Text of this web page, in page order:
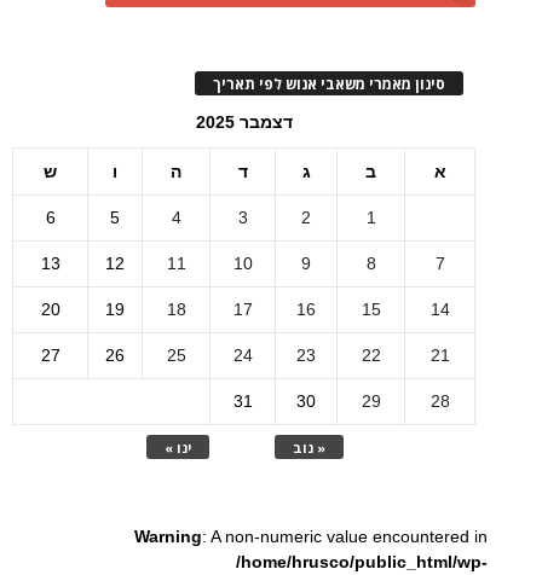
סינון מאמרי משאבי אנוש לפי תאריך
דצמבר 2025
א ב ג ד ה ו ש
« נוב ינו »
1
2
3
4
5
6
7
8
9
10
11
12
13
14
15
16
17
18
19
20
21
22
23
24
25
26
27
28
29
30
31
Warning: A non-numeric value encountered in
/home/hrusco/public_html/wp-